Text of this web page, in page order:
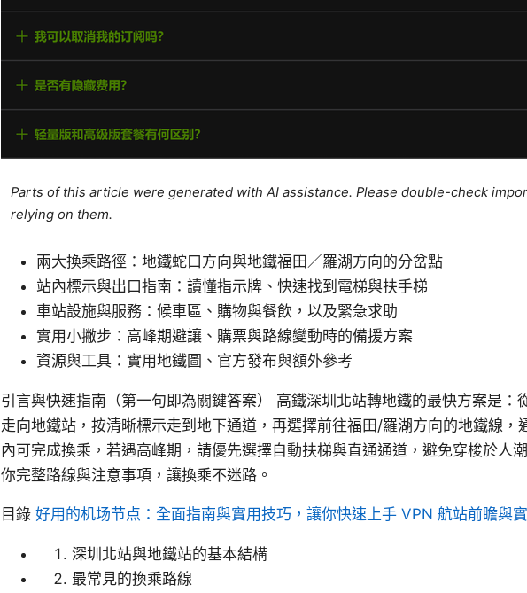
Parts of this article were generated with AI assistance. Please double-check
relying on them.
兩大換乘路徑：地鐵蛇口方向與地鐵福田／羅湖方向的分岔點
站內標示與出口指南：讀懂指示牌、快速找到電梯與扶手梯
車站設施與服務：候車區、購物與餐飲，以及緊急求助
實用小撇步：高峰期避讓、購票與路線變動時的備援方案
資源與工具：實用地鐵圖、官方發布與額外參考
引言與快速指南（第一句即為關鍵答案） 高鐵深圳北站轉地鐵的最快方案是：
走向地鐵站，按清晰標示走到地下通道，再選擇前往福田/羅湖方向的地鐵線，
內可完成換乘，若遇高峰期，請優先選擇自動扶梯與直通通道，避免穿梭於人
你完整路線與注意事項，讓換乘不迷路。
目錄 好用的机场节点：全面指南與實用技巧，讓你快速上手 VPN 航站前瞻與
深圳北站與地鐵站的基本結構
最常見的換乘路線